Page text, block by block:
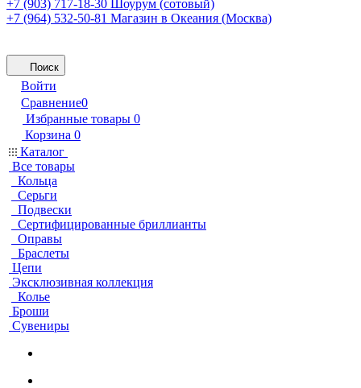
+7 (903) 717-18-30 Шоурум (сотовый)
+7 (964) 532-50-81 Магазин в Океания (Москва)
Поиск
Войти
Сравнение0
Избранные товары 0
Корзина 0
Каталог
Все товары
Кольца
Серьги
Подвески
Сертифицированные бриллианты
Оправы
Браслеты
Цепи
Эксклюзивная коллекция
Колье
Броши
Сувениры